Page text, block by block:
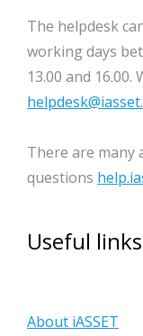
The helpdesk
working days
13.00 and 16.00.
There are many
questions
Useful links
About iASSET